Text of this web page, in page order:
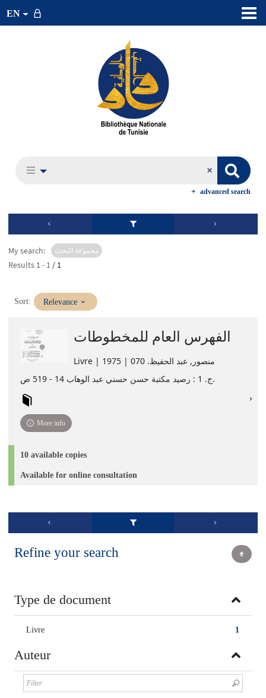
EN
advanced search
My search: مجموعة البحث
Results 1 - 1 / 1
Sort: (Immediate
update)
Relevance
الفهرس العام للمخطوطات
Livre | منصور, عبد الحفيظ. 070 | 1975
ج. 1 : رصيد مكتبة حسن حسني عبد الوهاب 14 - 519 ص.
More info
10 available copies
Available for online consultation
Refine your search
Type de document
1
Livre
Auteur